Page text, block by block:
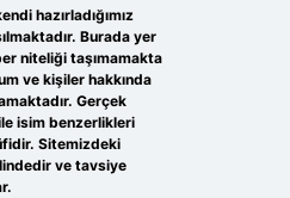
hazırladığımız
Burada yer
niteliği taşımamakta
ve kişiler hakkında
Gerçek
isim benzerlikleri
Sitemizdeki
ve tavsiye